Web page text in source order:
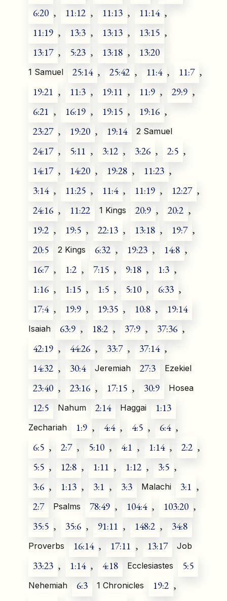
6:20 , 11:12 , 11:13 , 11:14 ,
11:19 , 13:3 , 13:13 , 13:15 ,
13:17 , 5:23 , 13:18 , 13:20
1 Samuel 25:14 , 25:42 , 11:4 , 11:7 ,
19:21 , 11:3 , 19:11 , 11:9 , 29:9 ,
6:21 , 16:19 , 19:15 , 19:16 ,
23:27 , 19:20 , 19:14 2 Samuel
24:17 , 5:11 , 3:12 , 3:26 , 2:5 ,
14:17 , 14:20 , 19:28 , 11:23 ,
3:14 , 11:25 , 11:4 , 11:19 , 12:27 ,
24:16 , 11:22 1 Kings 20:9 , 20:2 ,
19:2 , 19:5 , 22:13 , 13:18 , 19:7 ,
20:5
2 Kings 6:32 , 19:23 , 14:8 ,
16:7 , 1:2 , 7:15 , 9:18 , 1:3 ,
1:16 , 1:15 , 1:5 , 5:10 , 6:33 ,
17:4 , 19:9 , 19:35 , 10:8 , 19:14
Isaiah 63:9 , 18:2 , 37:9 , 37:36 ,
42:19 , 44:26 , 33:7 , 37:14 ,
14:32 , 30:4 Jeremiah 27:3 Ezekiel
23:40 , 23:16 , 17:15 , 30:9 Hosea
12:5 Nahum 2:14 Haggai 1:13
Zechariah 1:9 , 4:4 , 4:5 , 6:4 ,
6:5 , 2:7 , 5:10 , 4:1 , 1:14 , 2:2 ,
5:5 , 12:8 , 1:11 , 1:12 , 3:5 ,
3:6 , 1:13 , 3:1 , 3:3 Malachi 3:1 ,
2:7
Psalms 78:49 , 104:4 , 103:20 ,
35:5 , 35:6 , 91:11 , 148:2 , 34:8
Proverbs 16:14 , 17:11 , 13:17 Job
33:23 , 1:14 , 4:18 Ecclesiastes 5:5
Nehemiah 6:3 1 Chronicles 19:2 ,